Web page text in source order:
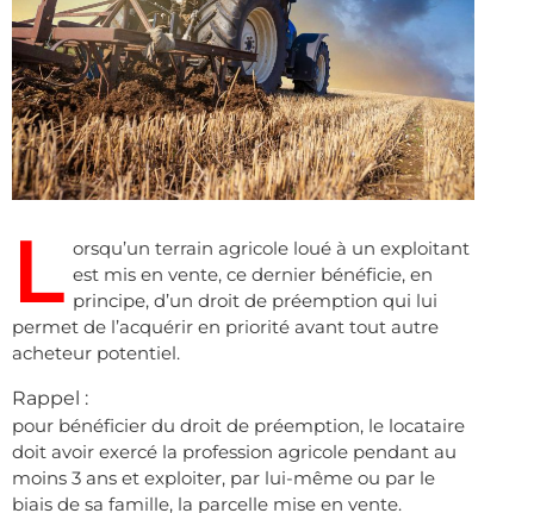
L orsqu’un terrain agricole loué à un exploitant
est mis en vente, ce dernier bénéficie, en
principe, d’un droit de préemption qui lui
permet de l’acquérir en priorité avant tout autre
acheteur potentiel.
Rappel :
pour bénéficier du droit de préemption, le locataire
doit avoir exercé la profession agricole pendant au
moins 3 ans et exploiter, par lui-même ou par le
biais de sa famille, la parcelle mise en vente.